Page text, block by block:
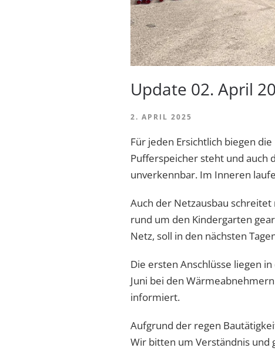
Update 02. April
2. APRIL 2025
Für jeden Ersichtlich biegen
Pufferspeicher steht und auch
unverkennbar. Im Inneren
Auch der Netzausbau
rund um den Kindergarten
Netz, soll in den nächsten
Die ersten Anschlüsse liegen
Juni bei den
informiert.
Aufgrund der regen
Wir bitten um Verständnis und